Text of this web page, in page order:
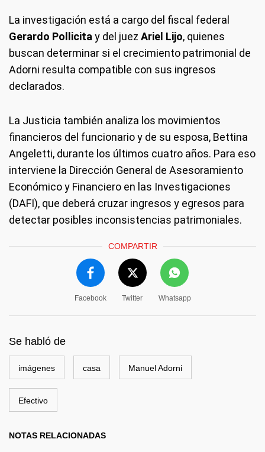
La investigación está a cargo del fiscal federal
Gerardo Pollicitay del juez Ariel Lijo, quienes
buscan determinar si el crecimiento patrimonial de
Adorni resulta compatible con sus ingresos
declarados.
La Justicia también analiza los movimientos
financieros del funcionario y de su esposa, Bettina
Angeletti, durante los últimos cuatro años. Para eso
interviene la Dirección General de Asesoramiento
Económico y Financiero en las Investigaciones
(DAFI), que deberá cruzar ingresos y egresos para
detectar posibles inconsistencias patrimoniales.
COMPARTIR
Facebook Twitter Whatsapp
Se habló de
imágenes casa Manuel Adorni
Efectivo
NOTAS RELACIONADAS